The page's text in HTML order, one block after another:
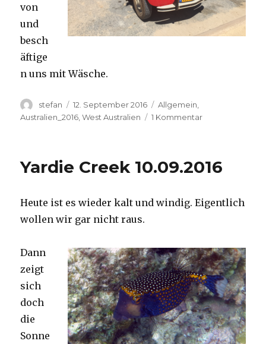
von
und
besch
äftige
n uns mit Wäsche.
Autor
stefan
Veröffentlicht
am
12. September 2016 Kategorien
Allgemein
Australien_2016 ,West Australien 1 Kommentarzu
Yardie Creek 10.09.2016
Heute ist es wieder kalt und windig. Eigentlich
wollen wir gar nicht raus.
Dann
zeigt
sich
doch
die
Sonne